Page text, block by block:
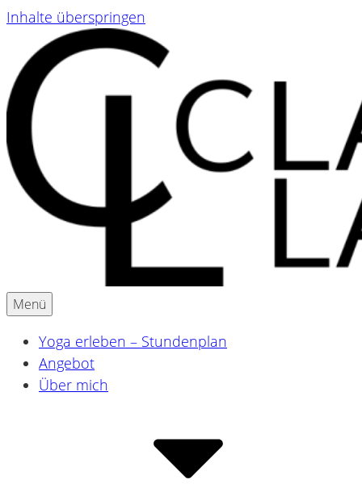
Inhalte überspringen
Claudia Lackner
Yoga & Ayurveda für Schwangere und Mamas
Menü
Yoga erleben – Stundenplan
Angebot
Über mich